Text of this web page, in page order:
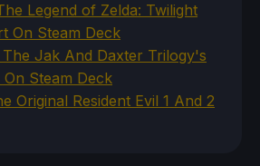
Legend of Zelda: Twilight
On Steam Deck
Jak And Daxter Trilogy's
Steam Deck
Original Resident Evil 1 And 2